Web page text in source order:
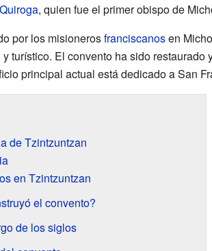
, quien fue el primer obispo de
por los misionerosfranciscanosen
turístico. El convento ha sido
principal actual está dedicado a San
de Tzintzuntzan
en Tzintzuntzan
el convento?
de los siglos